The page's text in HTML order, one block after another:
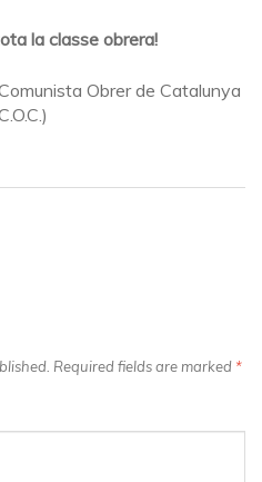
la classe obrera!
Obrer de Catalunya
Required fields are marked *